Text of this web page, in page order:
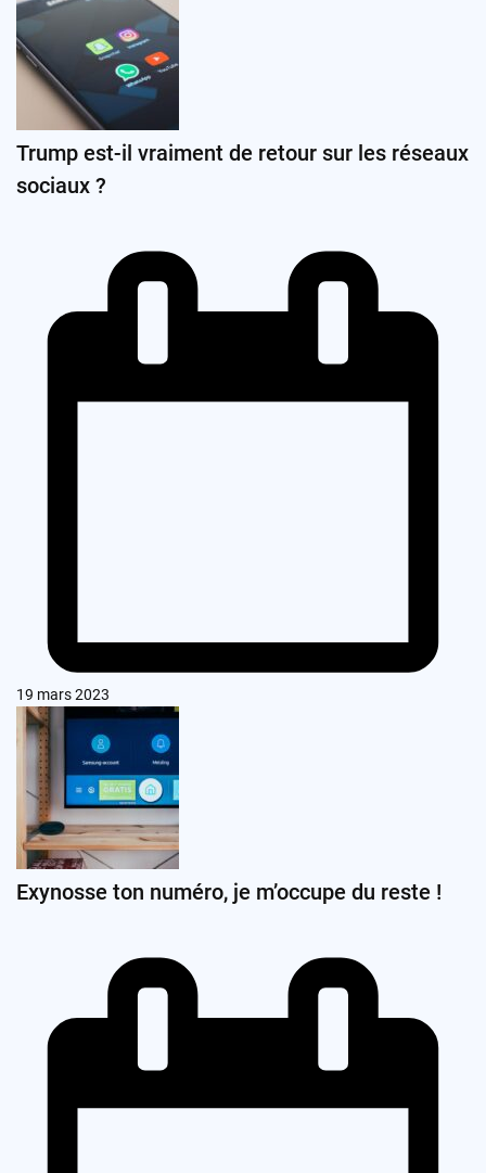
Trump est-il vraiment de retour sur les réseaux
sociaux ?
19 mars 2023
Exynosse ton numéro, je m’occupe du reste !